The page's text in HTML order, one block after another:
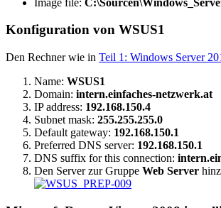
Konfiguration von WSUS1
Den Rechner wie in Teil 1: Windows Server
Name: WSUS1
Domain: intern.einfaches-netzwerk.at
IP address: 192.168.150.4
Subnet mask: 255.255.255.0
Default gateway: 192.168.150.1
Preferred DNS server: 192.168.150.1
DNS suffix for this connection:
Den Server zur Gruppe Web Server